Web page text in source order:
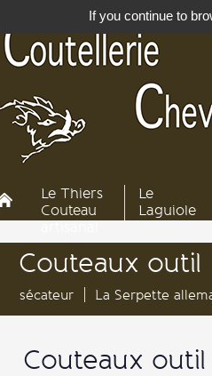
Le Thiers
Couteau
Le
Laguiole
Couteaux outil
sécateur La Serpette
Couteaux outil
If you continue to